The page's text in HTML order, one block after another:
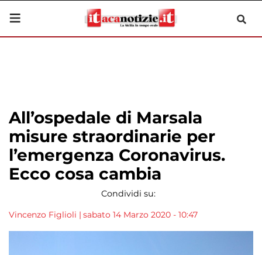
All’ospedale di Marsala
misure straordinarie per
l’emergenza Coronavirus.
Ecco cosa cambia
Condividi su:
Vincenzo Figlioli | sabato 14 Marzo 2020 - 10:47